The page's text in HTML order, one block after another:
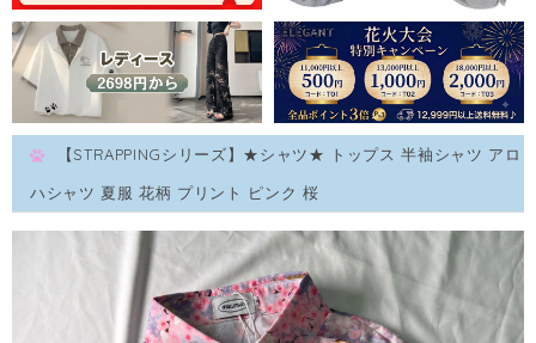
【STRAPPINGシリーズ】★シャツ★ トップス 半袖シャツ アロ
ハシャツ 夏服 花柄 プリント ピンク 桜